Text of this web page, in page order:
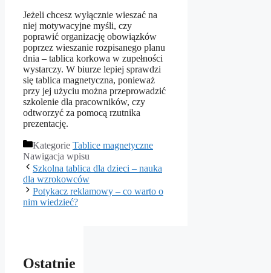
Jeżeli chcesz wyłącznie wieszać na
niej motywacyjne myśli, czy
poprawić organizację obowiązków
poprzez wieszanie rozpisanego planu
dnia – tablica korkowa w zupełności
wystarczy. W biurze lepiej sprawdzi
się tablica magnetyczna, ponieważ
przy jej użyciu można przeprowadzić
szkolenie dla pracowników, czy
odtworzyć za pomocą rzutnika
prezentację.
Kategorie Tablice magnetyczne
Nawigacja wpisu
Szkolna tablica dla dzieci – nauka
dla wzrokowców
Potykacz reklamowy – co warto o
nim wiedzieć?
Ostatnie